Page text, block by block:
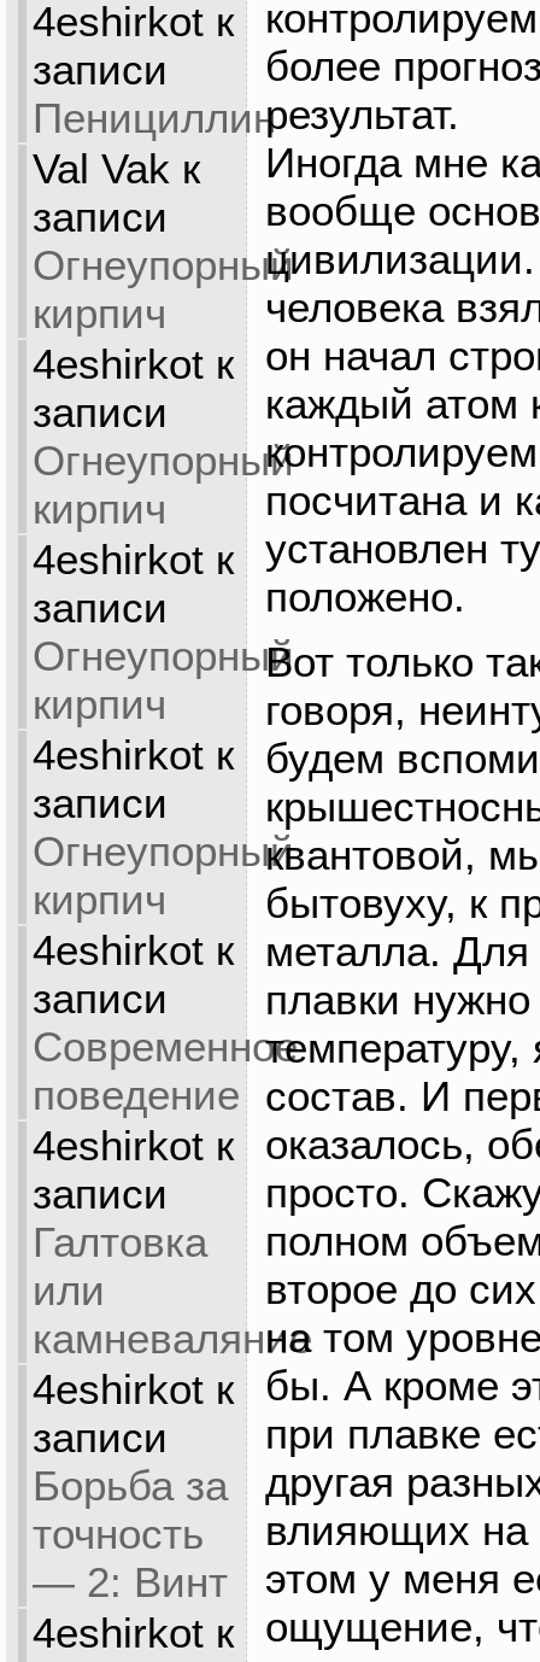
4eshirkotк
записи
Пенициллин
Val Vak к
записи
Огнеупорный
кирпич
4eshirkotк
записи
Огнеупорный
кирпич
4eshirkotк
записи
Огнеупорный
кирпич
4eshirkotк
записи
Огнеупорный
кирпич
4eshirkotк
записи
Современное
поведение
4eshirkotк
записи
Галтовка
или
камневаляние
4eshirkotк
записи
Борьба за
точность
— 2: Винт
4eshirkotк
более
результат.
Иногда мне
вообще
цивилизации.
человека
он начал
каждый атом
посчитана и
установлен
положено.
Вот только
говоря,
будем
квантовой,
бытовуху, к
металла. Для
плавки
состав. И
оказалось,
просто.
полном
второе до
на том
бы. А кроме
при плавке
другая
влияющих на
этом у меня
ощущение,